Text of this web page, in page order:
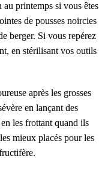
printemps si vous êtes
de pousses noircies
berger. Si vous repérez
en stérilisant vos outils
après les grosses
en lançant des
les frottant quand ils
mieux placés pour les